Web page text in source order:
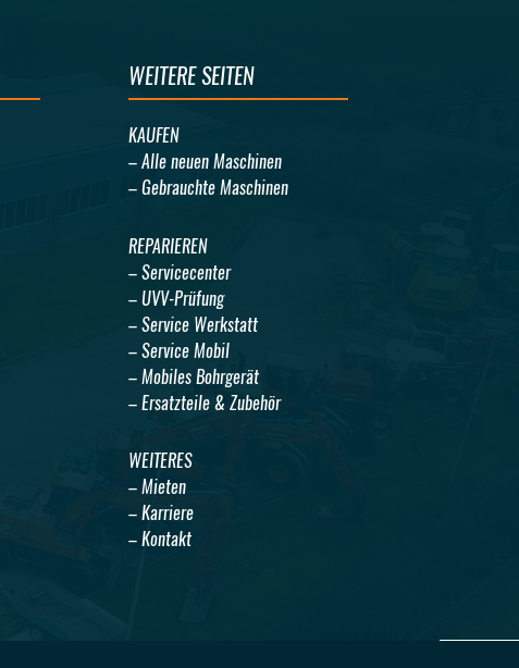
WEITERE SEITEN
KAUFEN
– Alle neuen Maschinen
– Gebrauchte Maschinen
REPARIEREN
– Servicecenter
– UVV-Prüfung
– Service Werkstatt
– Service Mobil
– Mobiles Bohrgerät
– Ersatzteile & Zubehör
WEITERES
– Mieten
– Karriere
– Kontakt